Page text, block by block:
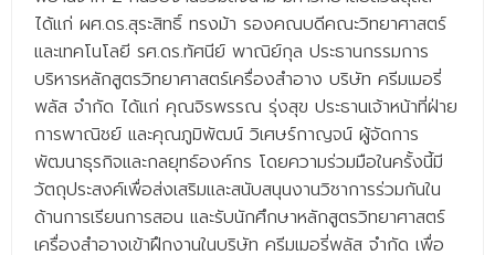
ได้แก่ ผศ.ดร.สุระสิทธิ์ ทรงม้า รองคณบดีคณะวิทยาศาสตร์
และเทคโนโลยี รศ.ดร.ทัศนีย์ พาณิย์กุล ประธานกรรมการ
บริหารหลักสูตรวิทยาศาสตร์เครื่องสำอาง บริษัท ครีมเมอรี่
พลัส จำกัด ได้แก่ คุณจิรพรรณ รุ่งสุข ประธานเจ้าหน้าที่ฝ่าย
การพาณิชย์ และคุณภูมิพัฒน์ วิเศษร์กาญจน์ ผู้จัดการ
พัฒนาธุรกิจและกลยุทธ์องค์กร โดยความร่วมมือในครั้งนี้มี
วัตถุประสงค์เพื่อส่งเสริมและสนับสนุนงานวิชาการร่วมกันใน
ด้านการเรียนการสอน และรับนักศึกษาหลักสูตรวิทยาศาสตร์
เครื่องสำอางเข้าฝึกงานในบริษัท ครีมเมอรี่พลัส จำกัด เพื่อ